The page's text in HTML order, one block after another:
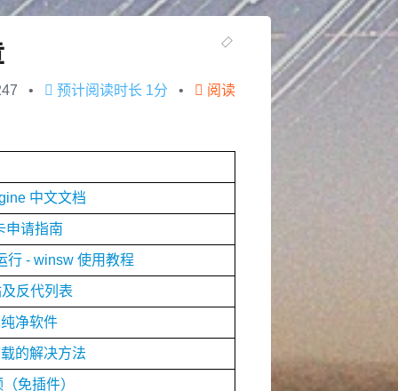
预计阅读时长 1分 阅读
中文文档
申请指南
行 - winsw 使用教程
反代列表
净软件
的解决方法
免插件）